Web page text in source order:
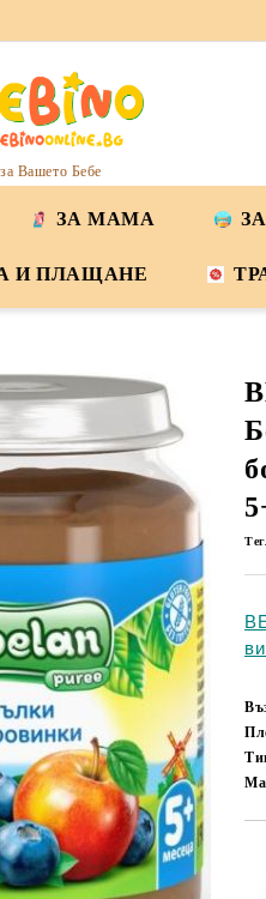
Вашето Бебе
ЗА МАМА
И ПЛАЩАНЕ